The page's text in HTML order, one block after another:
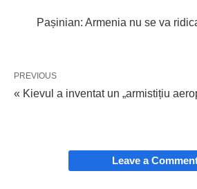
Pașinian: Armenia nu se va
PREVIOUS
« Kievul a inventat un „armistițiu
Leave a